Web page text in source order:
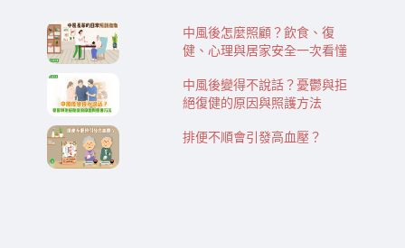
中風後怎麼照顧？飲食、復
健、心理與居家安全一次看懂
中風後變得不說話？憂鬱與拒
絕復健的原因與照護方法
排便不順會引發高血壓？